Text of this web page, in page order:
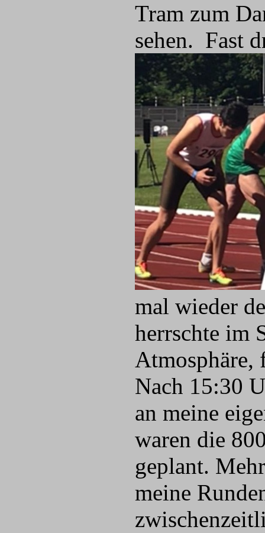
Tram zum
sehen. Fast
mal wieder
herrschte im
Atmosphäre,
Nach 15:30
an meine
waren die
geplant.
meine